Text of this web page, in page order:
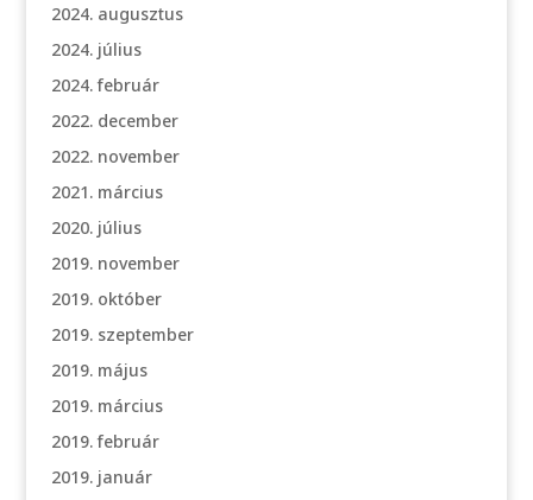
2024. augusztus
2024. július
2024. február
2022. december
2022. november
2021. március
2020. július
2019. november
2019. október
2019. szeptember
2019. május
2019. március
2019. február
2019. január